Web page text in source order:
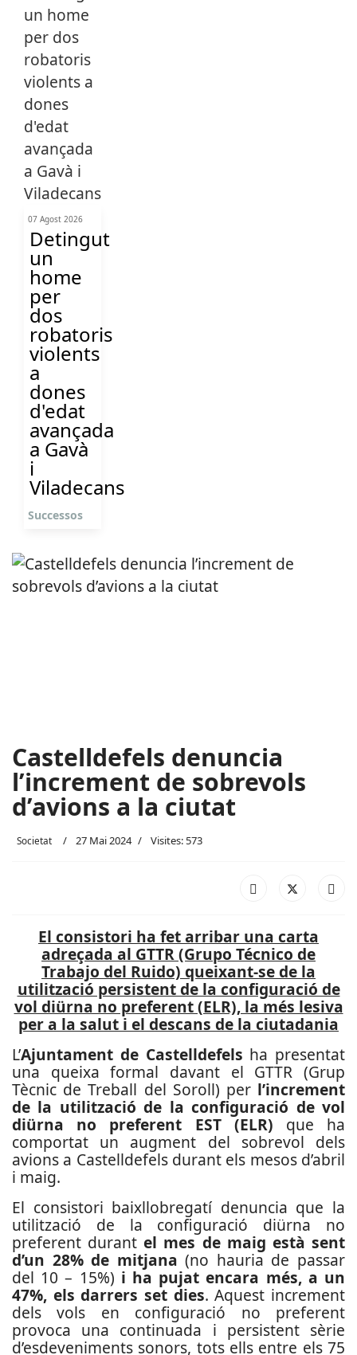
07 Agost 2026
Detingut
un
home
per
dos
robatoris
violents
a
dones
d'edat
avançada
a Gavà
i
Viladecans
Successos
Castelldefels denuncia
l’increment de sobrevols
d’avions a la ciutat
Societat 27 Mai 2024 Visites: 573
El consistori ha fet arribar una carta
adreçada al GTTR (Grupo Técnico de
Trabajo del Ruido) queixant-se de la
utilització persistent de la configuració de
vol diürna no preferent (ELR), la més lesiva
per a la salut i el descans de la ciutadania
L’Ajuntament de Castelldefels ha presentat
una queixa formal davant el GTTR (Grup
Tècnic de Treball del Soroll) per l’increment
de la utilització de la configuració de vol
diürna no preferent EST (ELR) que ha
comportat un augment del sobrevol dels
avions a Castelldefels durant els mesos d’abril
i maig.
El consistori baixllobregatí denuncia que la
utilització de la configuració diürna no
preferent durantel mes de maig està sent
d’un 28% de mitjana (no hauria de passar
del 10 – 15%) i ha pujat encara més, a un
47%, els darrers set dies. Aquest increment
dels vols en configuració no preferent
provoca una continuada i persistent sèrie
d’esdeveniments sonors, tots ells entre els 75